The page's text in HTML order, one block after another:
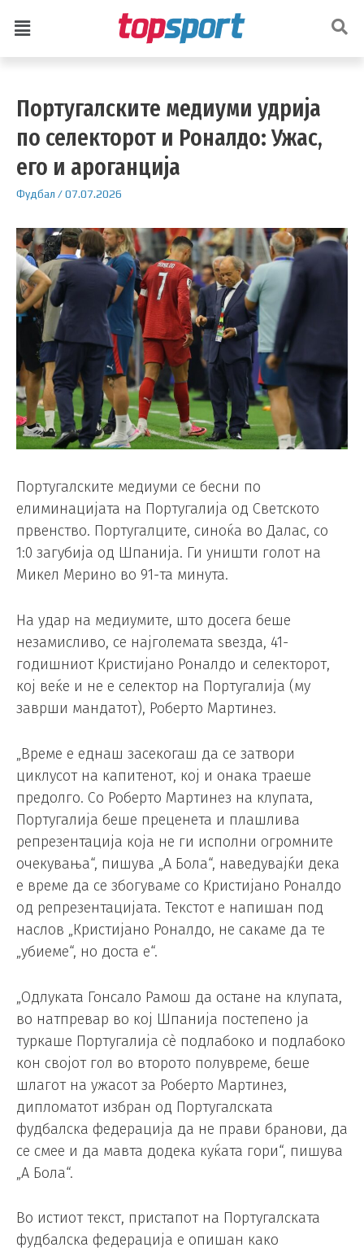
Португалските медиуми удрија
по селекторот и Роналдо: Ужас,
его и ароганција
Фудбал /07.07.2026
Португалските медиуми се бесни по
елиминацијата на Португалија од Светското
првенство. Португалците, синоќа во Далас, со
1:0 загубија од Шпанија. Ги уништи голот на
Микел Мерино во 91-та минута.
На удар на медиумите, што досега беше
незамисливо, се најголемата ѕвезда, 41-
годишниот Кристијано Роналдо и селекторот,
кој веќе и не е селектор на Португалија (му
заврши мандатот), Роберто Мартинез.
„Време е еднаш засекогаш да се затвори
циклусот на капитенот, кој и онака траеше
предолго. Со Роберто Мартинез на клупата,
Португалија беше преценета и плашлива
репрезентација која не ги исполни огромните
очекувања“, пишува „А Бола“, наведувајќи дека
е време да се збогуваме со Кристијано Роналдо
од репрезентацијата. Текстот е напишан под
наслов „Кристијано Роналдо, не сакаме да те
„убиеме“, но доста е“.
„Одлуката Гонсало Рамош да остане на клупата,
во натпревар во кој Шпанија постепено ја
туркаше Португалија сè подлабоко и подлабоко
кон својот гол во второто полувреме, беше
шлагот на ужасот за Роберто Мартинез,
дипломатот избран од Португалската
фудбалска федерација да не прави бранови, да
се смее и да мавта додека куќата гори“, пишува
„А Бола“.
Во истиот текст, пристапот на Португалската
фудбалска федерација е опишан како